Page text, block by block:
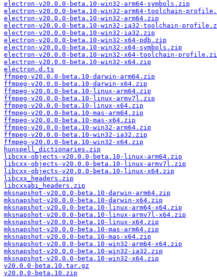
electron-v20.0.0-beta.10-win32-arm64-symbols.zip
electron-v20.0.0-beta.10-win32-arm64-toolchain-
electron-v20.0.0-beta.10-win32-arm64.zip
electron-v20.0.0-beta.10-win32-ia32-toolchain-
electron-v20.0.0-beta.10-win32-ia32.zip
electron-v20.0.0-beta.10-win32-x64-pdb.zip
electron-v20.0.0-beta.10-win32-x64-symbols.zip
electron-v20.0.0-beta.10-win32-x64-toolchain-
electron-v20.0.0-beta.10-win32-x64.zip
electron.d.ts
ffmpeg-v20.0.0-beta.10-darwin-arm64.zip
ffmpeg-v20.0.0-beta.10-darwin-x64.zip
ffmpeg-v20.0.0-beta.10-linux-arm64.zip
ffmpeg-v20.0.0-beta.10-linux-armv7l.zip
ffmpeg-v20.0.0-beta.10-linux-x64.zip
ffmpeg-v20.0.0-beta.10-mas-arm64.zip
ffmpeg-v20.0.0-beta.10-mas-x64.zip
ffmpeg-v20.0.0-beta.10-win32-arm64.zip
ffmpeg-v20.0.0-beta.10-win32-ia32.zip
ffmpeg-v20.0.0-beta.10-win32-x64.zip
hunspell_dictionaries.zip
libcxx-objects-v20.0.0-beta.10-linux-arm64.zip
libcxx-objects-v20.0.0-beta.10-linux-armv7l.zip
libcxx-objects-v20.0.0-beta.10-linux-x64.zip
libcxx_headers.zip
libcxxabi_headers.zip
mksnapshot-v20.0.0-beta.10-darwin-arm64.zip
mksnapshot-v20.0.0-beta.10-darwin-x64.zip
mksnapshot-v20.0.0-beta.10-linux-arm64-x64.zip
mksnapshot-v20.0.0-beta.10-linux-armv7l-x64.zip
mksnapshot-v20.0.0-beta.10-linux-x64.zip
mksnapshot-v20.0.0-beta.10-mas-arm64.zip
mksnapshot-v20.0.0-beta.10-mas-x64.zip
mksnapshot-v20.0.0-beta.10-win32-arm64-x64.zip
mksnapshot-v20.0.0-beta.10-win32-ia32.zip
mksnapshot-v20.0.0-beta.10-win32-x64.zip
v20.0.0-beta.10.tar.gz
v20.0.0-beta.10.zip